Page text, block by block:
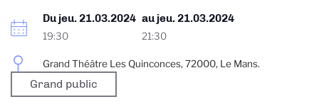
Du jeu. 21.03.2024
19:30
au jeu. 21.03.2024
21:30
Grand Théâtre Les Quinconces, 72000, Le Mans.
Grand public